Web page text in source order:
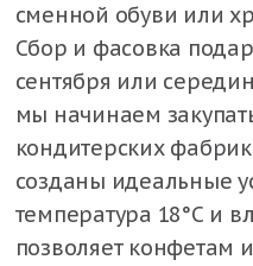
сменной обуви или
Сбор и фасовка
сентября или
мы начинаем
кондитерских
созданы идеальные
температура 18°С и
позволяет конфетам